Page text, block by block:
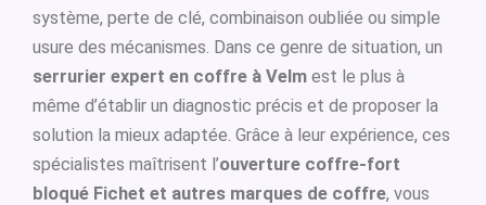
système, perte de clé, combinaison oubliée ou simple
usure des mécanismes. Dans ce genre de situation, un
serrurier expert en coffre à Velm est le plus à
même d’établir un diagnostic précis et de proposer la
solution la mieux adaptée. Grâce à leur expérience, ces
spécialistes maîtrisent l’ouverture coffre-fort
bloqué Fichet et autres marques de coffre, vous